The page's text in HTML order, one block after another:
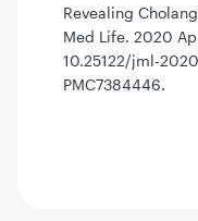
Revealing
Med Life. 2020
10.25122/jml-
PMC7384446.